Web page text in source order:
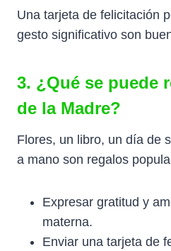
Una tarjeta de felicitación
gesto significativo son
3. ¿Qué se puede
de la Madre?
Flores, un libro, un día de
a mano son regalos
Expresar gratitud y
materna.
Enviar una tarjeta de